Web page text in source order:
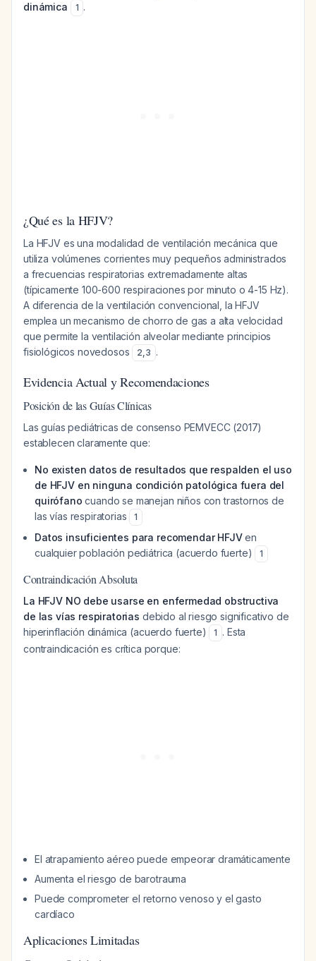
dinámica
1 .
¿Qué es la HFJV?
La HFJV es una modalidad de ventilación mecánica que
utiliza volúmenes corrientes muy pequeños administrados
a frecuencias respiratorias extremadamente altas
(típicamente 100-600 respiraciones por minuto o 4-15 Hz).
A diferencia de la ventilación convencional, la HFJV
emplea un mecanismo de chorro de gas a alta velocidad
que permite la ventilación alveolar mediante principios
fisiológicos novedosos
2,3 .
Evidencia Actual y Recomendaciones
Posición de las Guías Clínicas
Las guías pediátricas de consenso PEMVECC (2017)
establecen claramente que:
No existen datos de resultados que respalden el uso
de HFJV en ninguna condición patológica fuera del
quirófano cuando se manejan niños con trastornos de
las vías respiratorias
1
Datos insuficientes para recomendar HFJVen
cualquier población pediátrica (acuerdo fuerte)
1
Contraindicación Absoluta
La HFJV NO debe usarse en enfermedad obstructiva
de las vías respiratorias debido al riesgo significativo de
hiperinflación dinámica (acuerdo fuerte)
1 . Esta
contraindicación es crítica porque:
El atrapamiento aéreo puede empeorar dramáticamente
Aumenta el riesgo de barotrauma
Puede comprometer el retorno venoso y el gasto
cardíaco
Aplicaciones Limitadas